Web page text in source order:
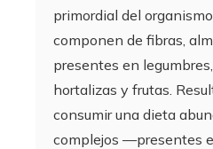
primordial del
componen de fibras,
presentes en
hortalizas y frutas.
consumir una dieta
complejos —presentes